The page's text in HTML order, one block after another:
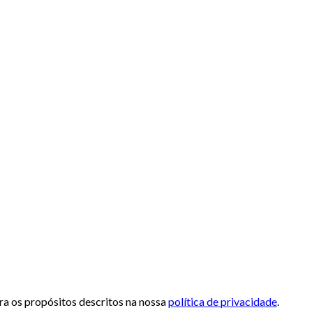
os propósitos descritos na nossapolítica de privacidade.